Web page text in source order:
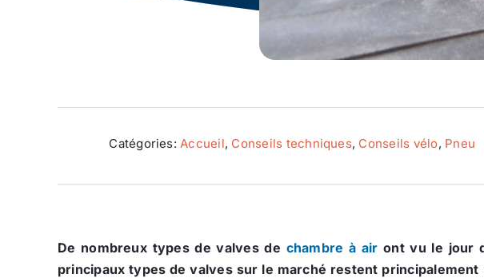
Catégories: Accueil, Conseils techniques, Conseils vélo, Pneu
De nombreux types de valves de chambre à air ont vu le jour
principaux types de valves sur le marché restent